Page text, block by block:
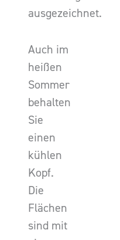
ausgezeichnet.
Auch im
heißen
Sommer
behalten
Sie
einen
kühlen
Kopf.
Die
Flächen
sind mit